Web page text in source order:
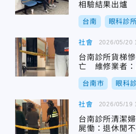
相驗結果出爐
台南 眼科診
社會
台南診所貨梯
亡 維修業者：
台南市 眼科
2026/05/20
社會
台南診所清潔
屍慟：退休閒
2026/05/19